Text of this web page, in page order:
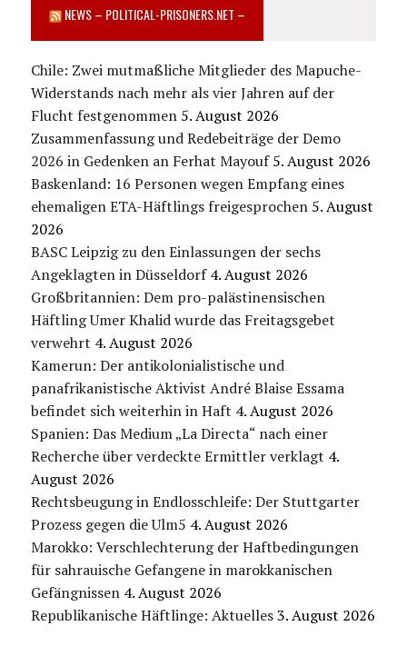
NEWS – POLITICAL-PRISONERS.NET –
Chile: Zwei mutmaßliche Mitglieder des Mapuche-
Widerstands nach mehr als vier Jahren auf der
Flucht festgenommen 5. August 2026
Zusammenfassung und Redebeiträge der Demo
2026 in Gedenken an Ferhat Mayouf 5. August 2026
Baskenland: 16 Personen wegen Empfang eines
ehemaligen ETA-Häftlings freigesprochen 5. August
2026
BASC Leipzig zu den Einlassungen der sechs
Angeklagten in Düsseldorf 4. August 2026
Großbritannien: Dem pro-palästinensischen
Häftling Umer Khalid wurde das Freitagsgebet
verwehrt 4. August 2026
Kamerun: Der antikolonialistische und
panafrikanistische Aktivist André Blaise Essama
befindet sich weiterhin in Haft 4. August 2026
Spanien: Das Medium „La Directa“ nach einer
Recherche über verdeckte Ermittler verklagt 4.
August 2026
Rechtsbeugung in Endlosschleife: Der Stuttgarter
Prozess gegen die Ulm5 4. August 2026
Marokko: Verschlechterung der Haftbedingungen
für sahrauische Gefangene in marokkanischen
Gefängnissen 4. August 2026
Republikanische Häftlinge: Aktuelles 3. August 2026